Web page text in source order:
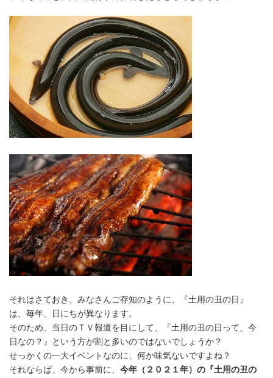
それはさておき、みなさんご存知のように、『土用の丑の日』
は、毎年、日にちが異なります。
そのため、当日のＴＶ報道を目にして、『土用の丑の日って、今
日なの？』という方が割と多いのではないでしょうか？
せっかくの一大イベントなのに、何か味気ないですよね？
それならば、今から事前に、 今年（２０２１年）の『土用の丑の